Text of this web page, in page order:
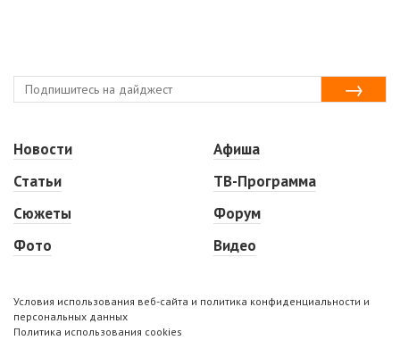
Новости
Статьи
Сюжеты
Фото
Афиша
ТВ-Программа
Форум
Видео
Условия использования веб-сайта и политика конфиденциальности и
персональных данных
Политика использования cookies